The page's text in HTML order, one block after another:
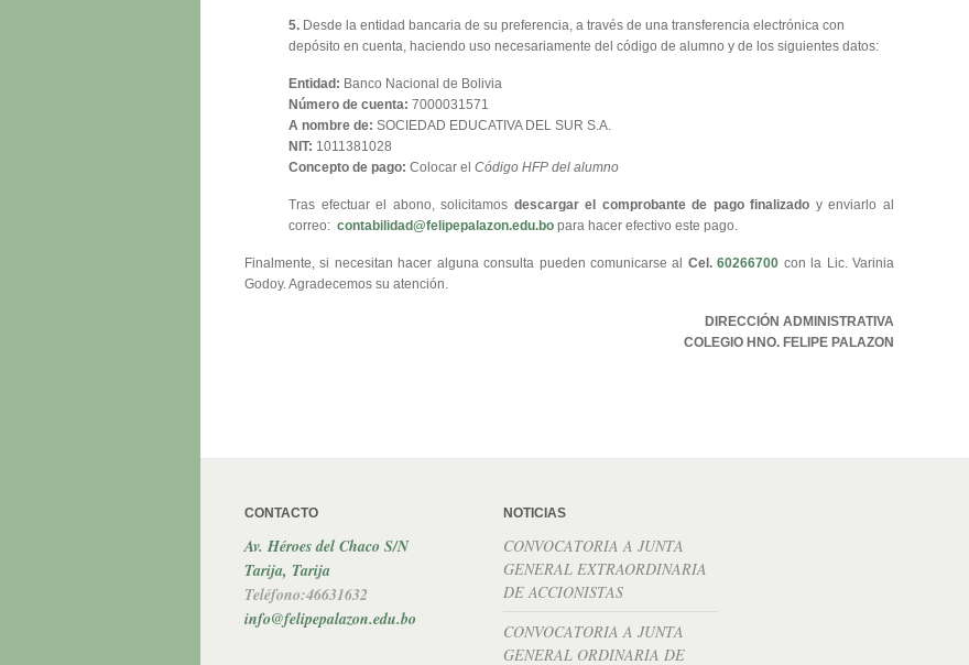
5. Desde la entidad bancaria de su preferencia, a través de una transferencia electrónica con
depósito en cuenta, haciendo uso necesariamente del código de alumno y de los siguientes datos:
Entidad: Banco Nacional de Bolivia
Número de cuenta: 7000031571
A nombre de: SOCIEDAD EDUCATIVA DEL SUR S.A.
NIT: 1011381028
Concepto de pago: Colocar el Código HFP del alumno
Tras efectuar el abono, solicitamos descargar el comprobante de pago finalizado y enviarlo al
correo: contabilidad@felipepalazon.edu.bo para hacer efectivo este pago.
Finalmente, si necesitan hacer alguna consulta pueden comunicarse al Cel.60266700 con la Lic. Varinia
Godoy. Agradecemos su atención.
DIRECCIÓN ADMINISTRATIVA
COLEGIO HNO. FELIPE PALAZON
CONTACTO
Av. Héroes del Chaco S/N
Tarija, Tarija
Teléfono:46631632
info@felipepalazon.edu.bo
NOTICIAS
CONVOCATORIA A JUNTA
GENERAL EXTRAORDINARIA
DE ACCIONISTAS
CONVOCATORIA A JUNTA
GENERAL ORDINARIA DE